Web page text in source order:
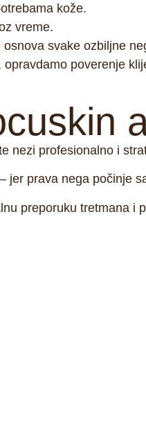
kože.
vreme.
osnova svake ozbiljne
poverenje
nezi profesionalno i
– jer prava nega počinje
preporuku tretmana i